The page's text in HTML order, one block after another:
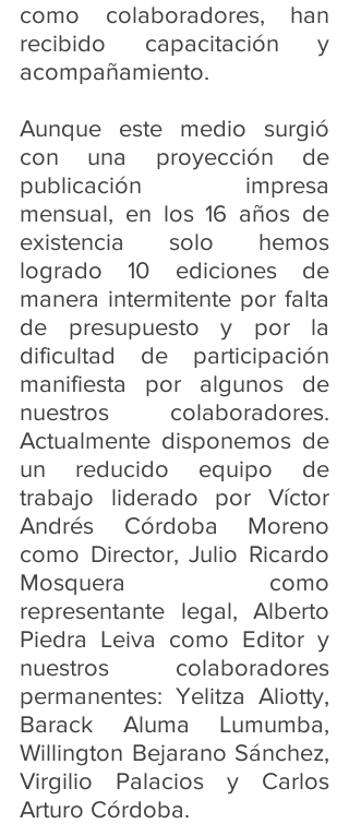
como colaboradores, han
recibido capacitación y
acompañamiento.
Aunque este medio surgió
con una proyección de
publicación impresa
mensual, en los 16 años de
existencia solo hemos
logrado 10 ediciones de
manera intermitente por falta
de presupuesto y por la
dificultad de participación
manifiesta por algunos de
nuestros colaboradores.
Actualmente disponemos de
un reducido equipo de
trabajo liderado por Víctor
Andrés Córdoba Moreno
como Director, Julio Ricardo
Mosquera como
representante legal, Alberto
Piedra Leiva como Editor y
nuestros colaboradores
permanentes: Yelitza Aliotty,
Barack Aluma Lumumba,
Willington Bejarano Sánchez,
Virgilio Palacios y Carlos
Arturo Córdoba.